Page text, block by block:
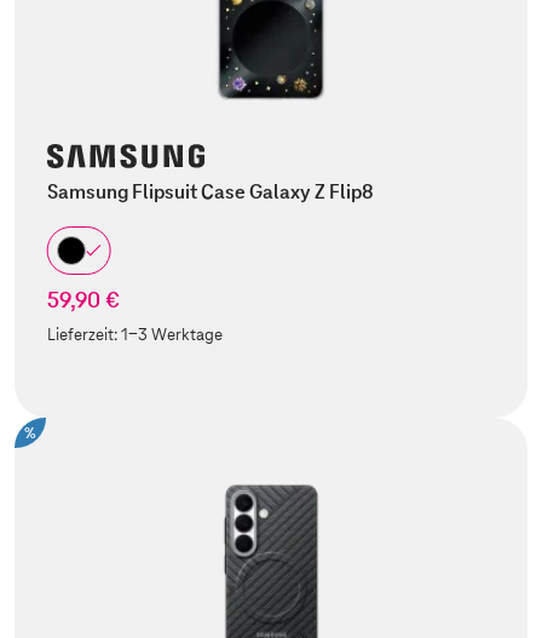
Samsung Flipsuit Case Galaxy Z Flip8
59,90 €
Lieferzeit:1-3 Werktage
%